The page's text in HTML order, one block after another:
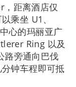
距离酒店仅
乘坐 U1、
心的玛丽亚广
Ring 以及
路旁通向巴伐
钟车程即可抵